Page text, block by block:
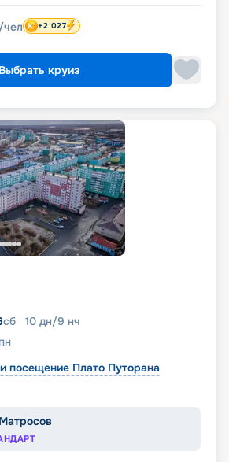
/чел +2 027
Выбрать круиз
сб 10 дн/9 нч
пн
посещение Плато Путорана